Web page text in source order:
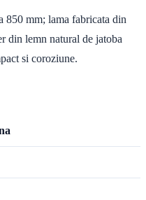
850 mm; lama fabricata din
din lemn natural de jatoba
si coroziune.